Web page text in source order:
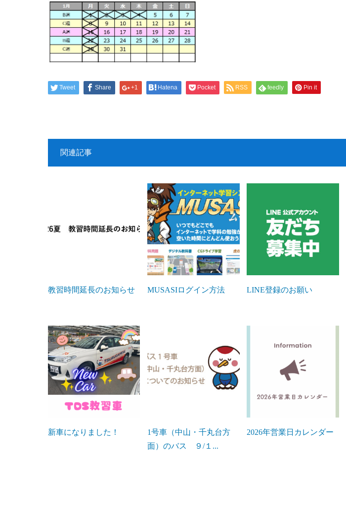
Tweet Share +1 Hatena Pocket RSS feedly Pin it
関連記事
教習時間延長のお知らせ MUSASIログイン方法 LINE登録のお願い
新車になりました！
1号車（中山・千丸台方
面）のバス ９/１...
2026年営業日カレンダー